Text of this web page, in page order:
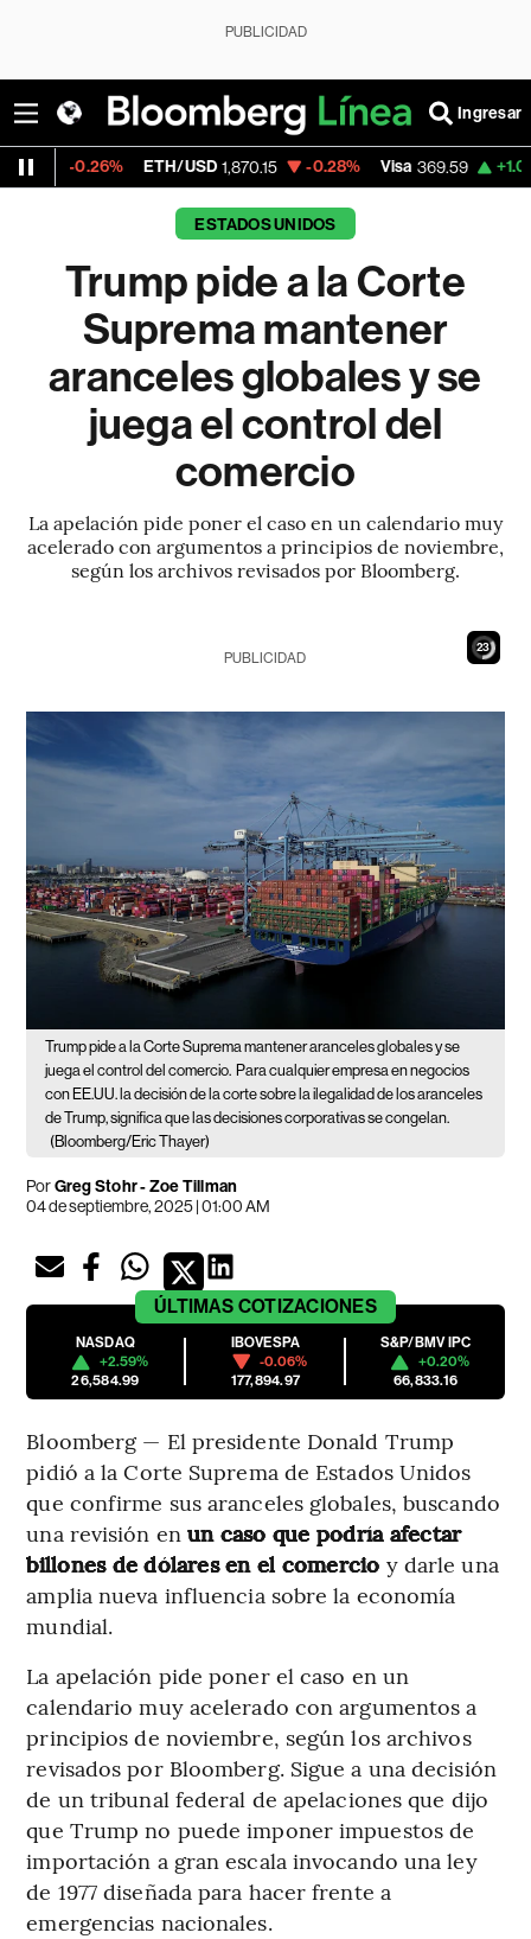
PUBLICIDAD
Ingresar
ETH/USD 1,870.15 -0.28% Visa 369.59 +1.07%
ESTADOS UNIDOS
Trump pide a la Corte
Suprema mantener
aranceles globales y se
juega el control del
comercio
La apelación pide poner el caso en un calendario muy
acelerado con argumentos a principios de noviembre,
según los archivos revisados por Bloomberg.
21
PUBLICIDAD
Trump pide a la Corte Suprema mantener aranceles globales y se
juega el control del comercio. Para cualquier empresa en negocios
con EE.UU. la decisión de la corte sobre la ilegalidad de los aranceles
de Trump, significa que las decisiones corporativas se congelan.
(Bloomberg/Eric Thayer)
PorGreg Stohr - Zoe Tillman
04 de septiembre, 2025 | 01:00 AM
ÚLTIMAS COTIZACIONES
NASDAQ
+2.59%
26,584.99
IBOVESPA
-0.06%
177,894.97
S&P/BMV IPC
+0.20%
66,833.16
Bloomberg — El presidente Donald Trump
pidió a la Corte Suprema de Estados Unidos
que confirme sus aranceles globales, buscando
una revisión en un caso que podría afectar
billones de dólares en el comercio y darle una
amplia nueva influencia sobre la economía
mundial.
La apelación pide poner el caso en un
calendario muy acelerado con argumentos a
principios de noviembre, según los archivos
revisados por Bloomberg. Sigue a una decisión
de un tribunal federal de apelaciones que dijo
que Trump no puede imponer impuestos de
importación a gran escala invocando una ley
de 1977 diseñada para hacer frente a
emergencias nacionales.